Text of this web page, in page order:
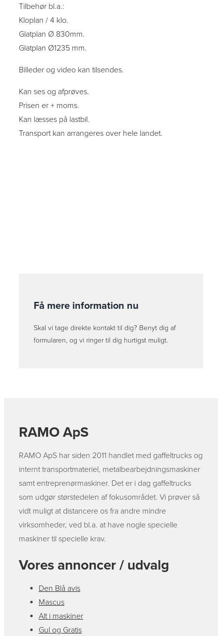
Tilbehør bl.a.:
Kloplan / 4 klo.
Glatplan Ø 830mm.
Glatplan Ø1235 mm.
Billeder og video kan tilsendes.
Kan ses og afprøves.
Prisen er + moms.
Kan læsses på lastbil.
Transport kan arrangeres over hele landet.
Få mere information nu
Skal vi tage direkte kontakt til dig? Benyt dig af
formularen, og vi ringer til dig hurtigst muligt.
RAMO ApS
RAMO ApS har siden 2011 handlet med gaffeltrucks og
internt transportmateriel, metalbearbejdningsmaskiner
samt entreprenørmaskiner. Det er i dag gaffeltrucks
som udgør størstedelen af fokusområdet. Vi prøver så
vidt muligt at distancere os fra andre mindre
virksomheder, ved bl.a. at have nogle specielle
maskiner til specielle krav.
Vores annoncer / udvalg
Den Blå avis
Mascus
Alt i maskiner
Gul og Gratis